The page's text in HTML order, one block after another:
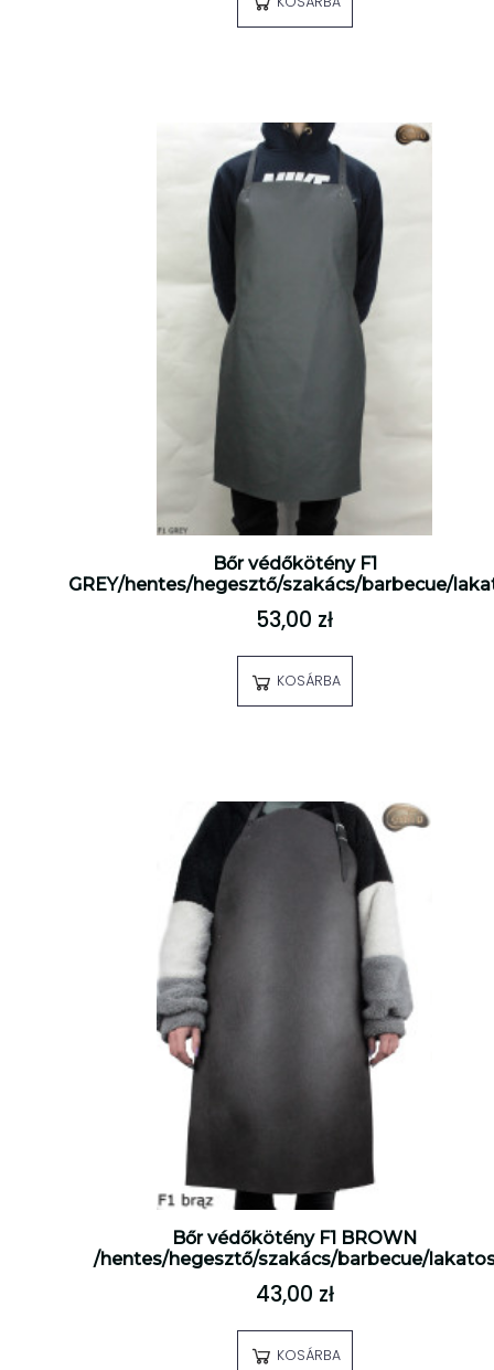
Bőr védőkötény F1
GREY/hentes/hegesztő/szakács/barbecue/
53,00 zł
KOSÁRBA
Bőr védőkötény F1 BROWN
/hentes/hegesztő/szakács/barbecue/
43,00 zł
KOSÁRBA